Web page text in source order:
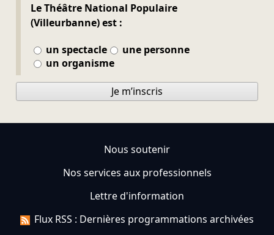
Le Théâtre National Populaire
(Villeurbanne) est :
un spectacle
une personne
un organisme
Je m’inscris
Nous soutenir
Nos services aux professionnels
Lettre d'information
Flux RSS : Dernières programmations archivées